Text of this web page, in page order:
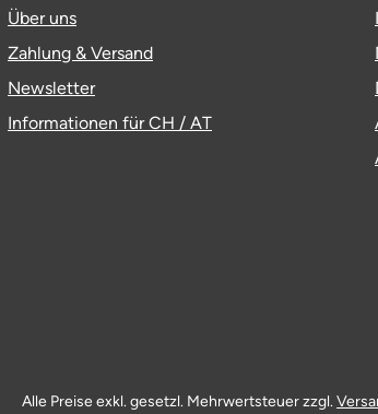
Über uns
Zahlung & Versand
Newsletter
Informationen für CH / AT
Alle Preise exkl. gesetzl. Mehrwertsteuer zzgl.